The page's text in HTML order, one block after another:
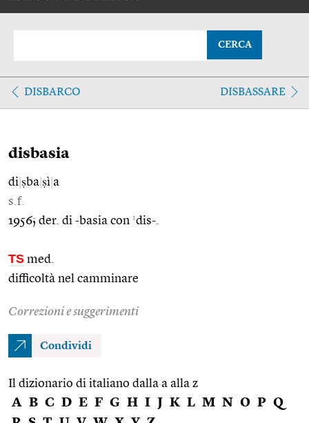
CERCA
DISBARCO DISBASSARE
disbasia
di ṣba ṣì a
s.f.
1956; der. di -basia con 1dis-.
TS med.
difficoltà nel camminare
Correzioni e suggerimenti
Condividi
Il dizionario di italiano dalla a alla z
A B C D E F G H I J K L M N O P Q